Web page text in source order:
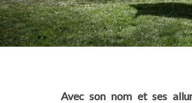
Avec son nom et ses